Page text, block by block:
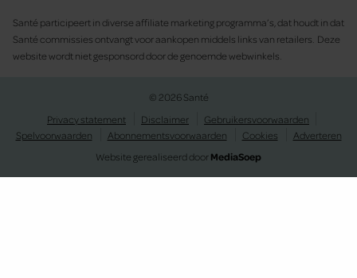
Santé participeert in diverse affiliate marketing programma’s, dat houdt in dat
Santé commissies ontvangt voor aankopen middels links van retailers. Deze
website wordt niet gesponsord door de genoemde webwinkels.
© 2026 Santé
Privacy statement
Disclaimer
Gebruikersvoorwaarden
Spelvoorwaarden
Abonnementsvoorwaarden Cookies
Adverteren
Website gerealiseerd doorMediaSoep